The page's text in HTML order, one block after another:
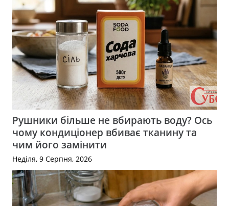
Рушники більше не вбирають воду? Ось
чому кондиціонер вбиває тканину та
чим його замінити
Неділя, 9 Серпня, 2026